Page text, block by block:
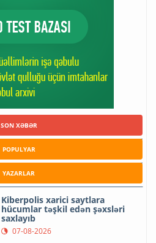
SON XƏBƏR
POPULYAR
YAZARLAR
Kiberpolis xarici saytlara
hücumlar təşkil edən şəxsləri
saxlayıb
07-08-2026